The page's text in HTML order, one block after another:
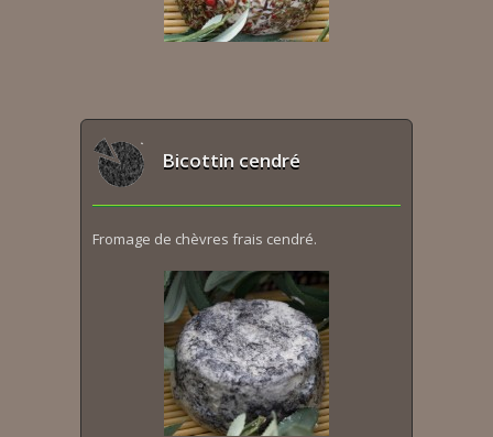
Bicottin cendré
Fromage de chèvres frais cendré.